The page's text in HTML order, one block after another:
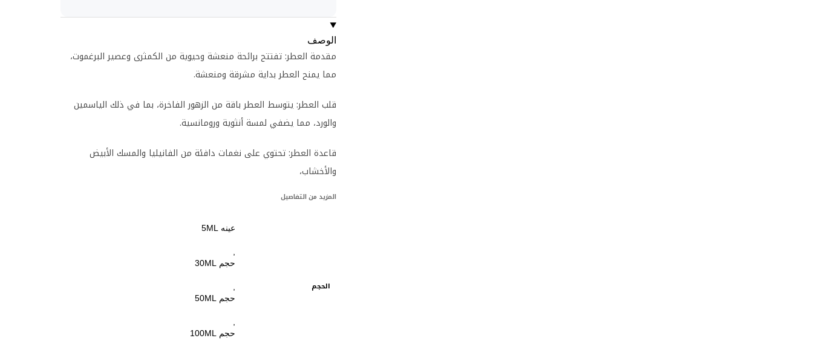
الوصف
مقدمة العطر: تفتتح برائحة منعشة وحيوية من الكمثرى وعصير البرغموت،
مما يمنح العطر بداية مشرقة ومنعشة.
قلب العطر: يتوسط العطر باقة من الزهور الفاخرة، بما في ذلك الياسمين
والورد، مما يضفي لمسة أنثوية ورومانسية.
قاعدة العطر: تحتوي على نغمات دافئة من الفانيليا والمسك الأبيض
والأخشاب،
المزيد من التفاصيل
الحجم
عينه 5ML
حجم 30ML
حجم 50ML
حجم 100ML